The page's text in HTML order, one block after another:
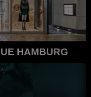
HAMBURG